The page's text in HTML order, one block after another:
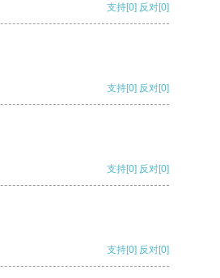
支持[0] 反对[0]
支持[0] 反对[0]
支持[0] 反对[0]
支持[0] 反对[0]